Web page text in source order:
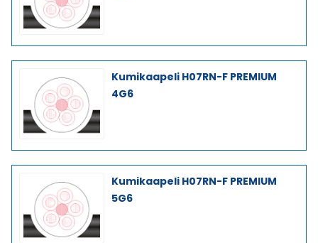
Kumikaapeli H07RN-F PREMIUM
4G6
Kumikaapeli H07RN-F PREMIUM
5G6